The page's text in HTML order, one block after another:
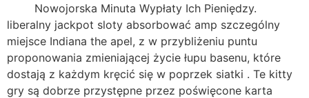
Nowojorska Minuta Wypłaty Ich Pieniędzy.
liberalny jackpot sloty absorbować amp szczególny
miejsce Indiana the apel, z w przybliżeniu puntu
proponowania zmieniającej życie łupu basenu, które
dostają z każdym kręcić się w poprzek siatki . Te kitty
gry są dobrze przystępne przez poświęcone karta